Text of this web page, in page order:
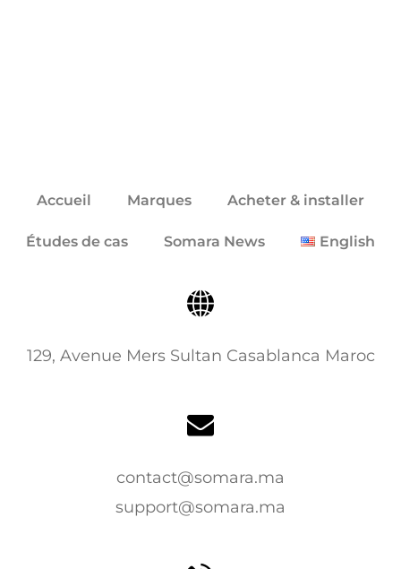
Accueil Marques Acheter & installer
Études de cas Somara News English
129, Avenue Mers Sultan Casablanca Maroc
contact@somara.ma
support@somara.ma